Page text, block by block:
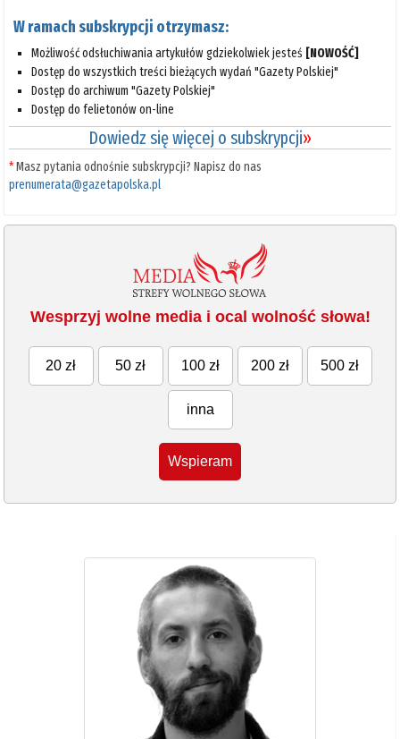
W ramach subskrypcji otrzymasz:
Możliwość odsłuchiwania artykułów gdziekolwiek jesteś [NOWOŚĆ]
Dostęp do wszystkich treści bieżących wydań "Gazety Polskiej"
Dostęp do archiwum "Gazety Polskiej"
Dostęp do felietonów on-line
Dowiedz się więcej o subskrypcji»
*Masz pytania odnośnie subskrypcji? Napisz do nas
prenumerata@gazetapolska.pl
Wesprzyj wolne media i ocal wolność słowa!
20 zł 50 zł 100 zł 200 zł 500 zł
inna
Wspieram